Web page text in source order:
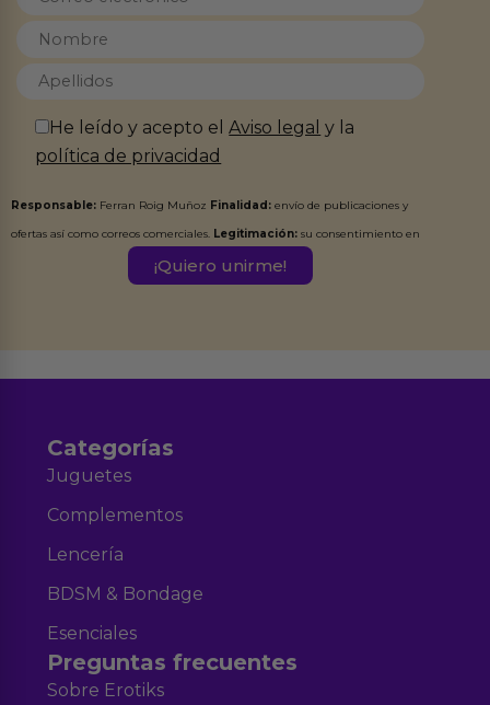
He leído y acepto elAviso legal y la
política de privacidad
Responsable: Ferran Roig Muñoz Finalidad: envío de publicaciones y
ofertas así como correos comerciales. Legitimación: su consentimiento en
Destinatarios:Ferran Roig Muñoz. Podrás ejercer tus
Categorías
Juguetes
Complementos
Lencería
BDSM & Bondage
Esenciales
Preguntas frecuentes
Sobre Erotiks